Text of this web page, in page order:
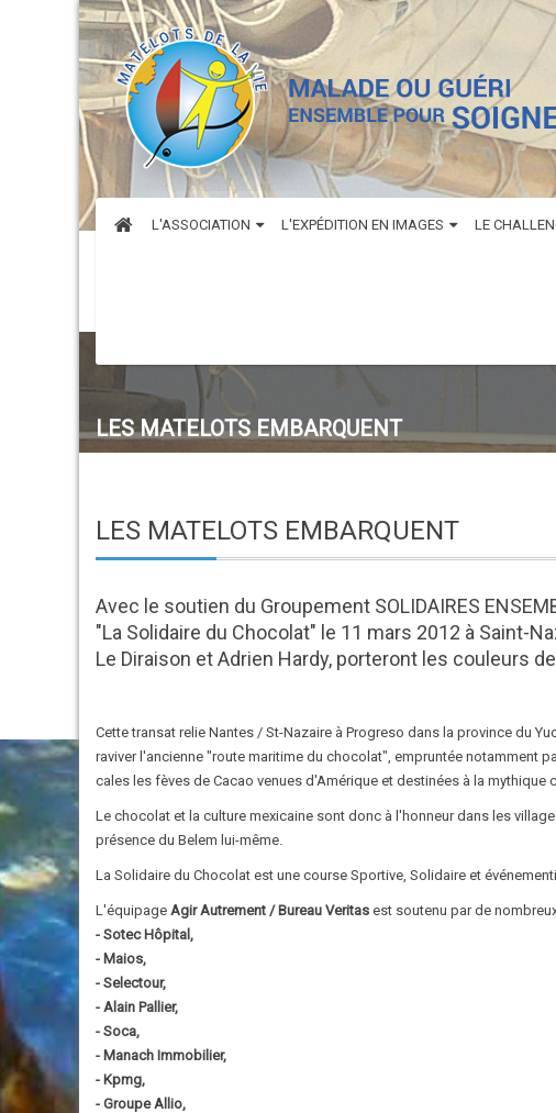
L'ASSOCIATION L'EXPÉDITION EN IMAGES LE
LES MATELOTS EMBARQUENT
LES MATELOTS EMBARQUENT
Avec le soutien du Groupement SOLIDAIRES
"La Solidaire du Chocolat" le 11 mars 2012 à Saint-
Le Diraison et Adrien Hardy, porteront les couleurs
Cette transat relie Nantes / St-Nazaire à Progreso dans la province du
raviver l'ancienne "route maritime du chocolat", empruntée notamment
cales les fèves de Cacao venues d'Amérique et destinées à la mythique
Le chocolat et la culture mexicaine sont donc à l'honneur dans les
présence du Belem lui-même.
La Solidaire du Chocolat est une course Sportive, Solidaire et
L'équipage Agir Autrement / Bureau Veritas est soutenu par de
- Sotec Hôpital,
- Maios,
- Selectour,
- Alain Pallier,
- Soca,
- Manach Immobilier,
- Kpmg,
- Groupe Allio,